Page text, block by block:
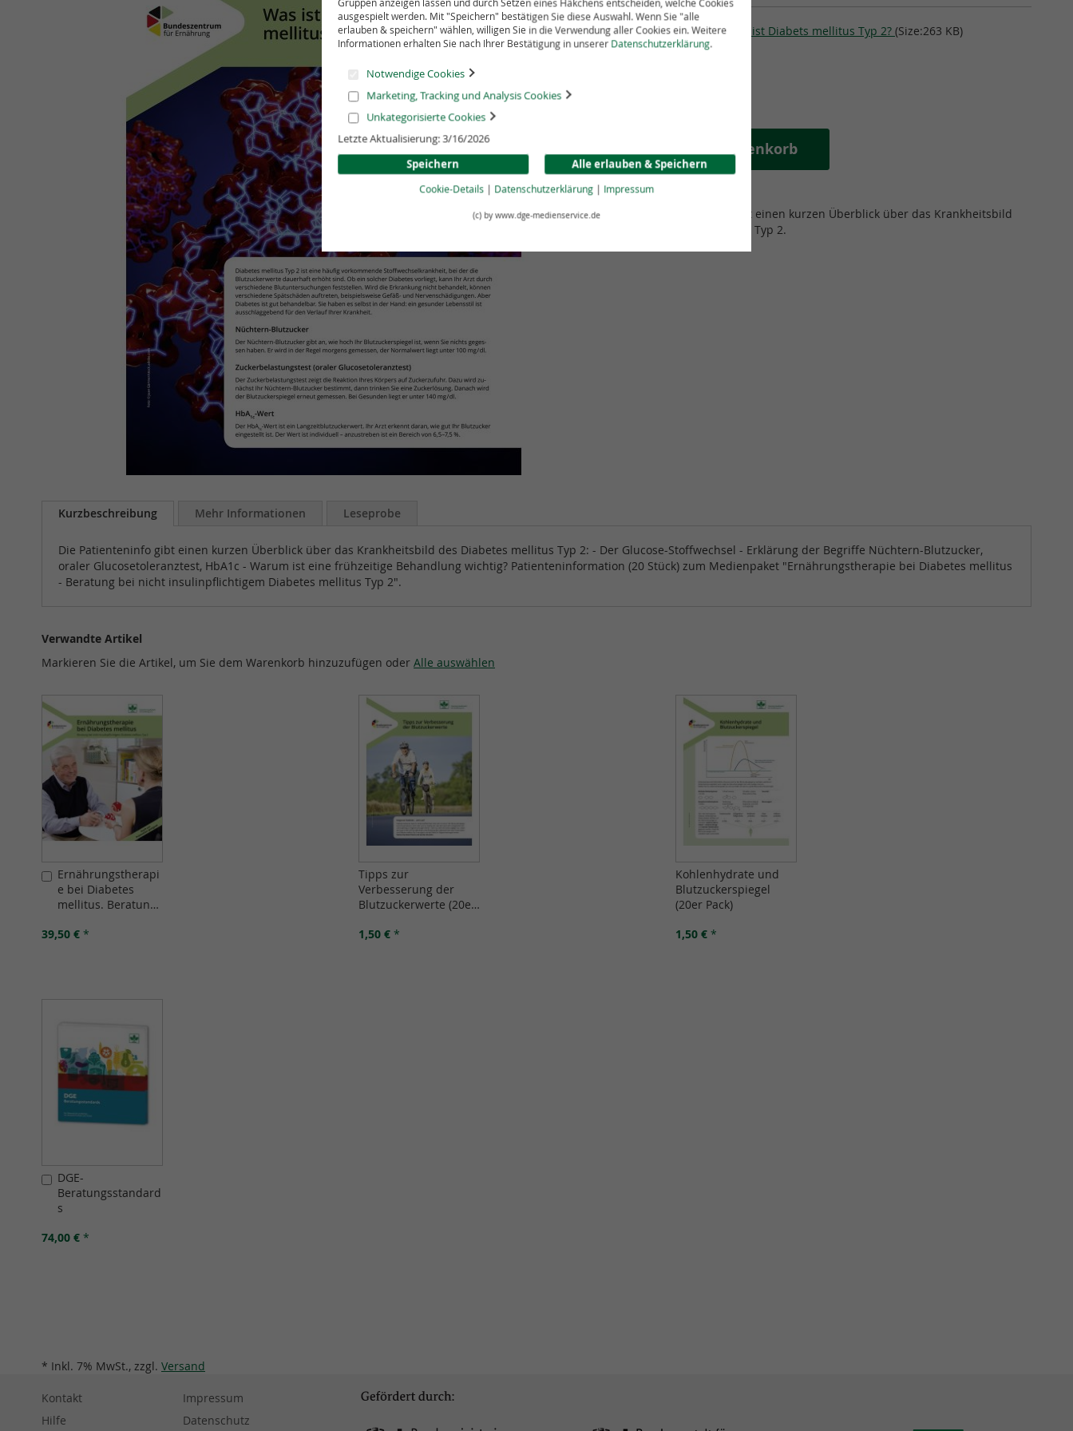
springen
Leseprobe Was ist Diabets mellitus Typ 2? (Size:263 KB)
In den Warenkorb
Die Patienteninfo gibt einen kurzen Überblick über das Krankheitsbild
des Diabetes mellitus Typ 2.
Kurzbeschreibung Mehr Informationen Leseprobe
Die Patienteninfo gibt einen kurzen Überblick über das Krankheitsbild des Diabetes mellitus Typ 2: - Der Glucose-Stoffwechsel - Erklärung der Begriffe Nüchtern-Blutzucker,
oraler Glucosetoleranztest, HbA1c - Warum ist eine frühzeitige Behandlung wichtig? Patienteninformation (20 Stück) zum Medienpaket "Ernährungstherapie bei Diabetes mellitus
- Beratung bei nicht insulinpflichtigem Diabetes mellitus Typ 2".
Verwandte Artikel
Markieren Sie die Artikel, um Sie dem Warenkorb hinzuzufügen oder Alle auswählen
In
den
Warenkorb
Ernährungstherapi
e bei Diabetes
mellitus. Beratung
insulinpflichtigem
39,50 € *
Tipps zur
Verbesserung der
Blutzuckerwerte (20er
1,50 € *
Kohlenhydrate und
Blutzuckerspiegel
(20er Pack)
1,50 € *
In
den
Warenkorb
DGE-
Beratungsstandard
s
74,00 € *
* Inkl. 7% MwSt., zzgl. Versand
Kontakt
Hilfe
Impressum
Datenschutz
ausgespielt werden. Mit "Speichern" bestätigen Sie diese Auswahl. Wenn Sie "alle
erlauben & speichern" wählen, willigen Sie in die Verwendung aller Cookies ein. Weitere
Informationen erhalten Sie nach Ihrer Bestätigung in unserer Datenschutzerklärung.
Notwendige Cookies
Marketing, Tracking und Analysis Cookies
Unkategorisierte Cookies
Letzte Aktualisierung: 3/16/2026
Speichern
Alle erlauben & Speichern
Cookie-Details | Datenschutzerklärung | Impressum
(c) by www.dge-medienservice.de